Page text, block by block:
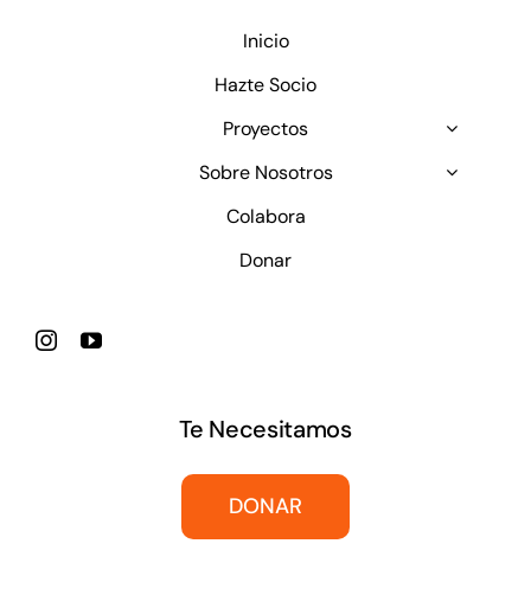
Inicio
Hazte Socio
Proyectos
Sobre Nosotros
Colabora
Donar
Te Necesitamos
DONAR